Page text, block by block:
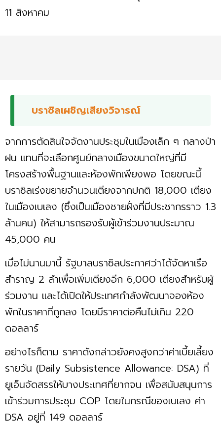
11 สิงหาคม
บราซิลเผชิญเสียงวิจารณ์
จากการตัดสินใจจัดงานประชุมในเมืองเล็ก ๆ กลางป่า
ฝน แทนที่จะเลือกศูนย์กลางเมืองขนาดใหญ่ที่มี
โครงสร้างพื้นฐานและห้องพักเพียงพอ โดยขณะนี้
บราซิลเร่งขยายจำนวนเตียงจากปกติ 18,000 เตียง
ในเมืองเบเลง (ซึ่งเป็นเมืองชายฝั่งที่มีประชากรราว 1.3
ล้านคน) ให้สามารถรองรับผู้เข้าร่วมงานประมาณ
45,000 คน
เมื่อไม่นานมานี้ รัฐบาลบราซิลประกาศว่าได้จัดหาเรือ
สำราญ 2 ลำเพื่อเพิ่มเตียงอีก 6,000 เตียงสำหรับผู้
ร่วมงาน และได้เปิดให้ประเทศกำลังพัฒนาจองห้อง
พักในราคาที่ถูกลง โดยมีราคาต่อคืนไม่เกิน 220
ดอลลาร์
อย่างไรก็ตาม ราคาดังกล่าวยังคงสูงกว่าค่าเบี้ยเลี้ยง
รายวัน (Daily Subsistence Allowance: DSA) ที่
ยูเอ็นจัดสรรให้บางประเทศที่ยากจน เพื่อสนับสนุนการ
เข้าร่วมการประชุม COP โดยในกรณีของเบเลง ค่า
DSA อยู่ที่ 149 ดอลลาร์